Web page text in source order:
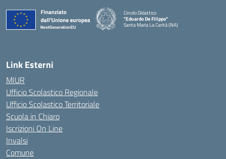
Circolo Didattico
"Eduardo De Filippo"
Santa Maria La Carità (NA)
Link Esterni
MIUR
Ufficio Scolastico Regionale
Ufficio Scolastico Territoriale
Scuola in Chiaro
Iscrizioni On Line
Invalsi
Comune